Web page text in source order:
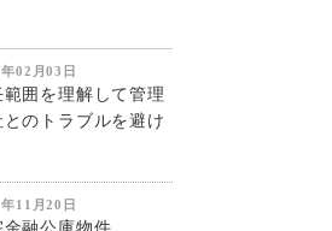
02月03日
範囲を理解して管理
とのトラブルを避け
11月20日